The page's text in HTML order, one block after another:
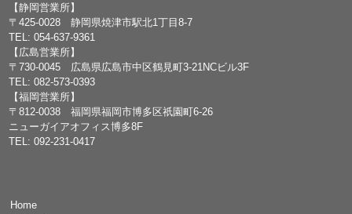
【静岡営業所】
〒425-0028 静岡県焼津市駅北1丁目8-7
TEL: 054-637-9361
【広島営業所】
〒730-0045 広島県広島市中区鶴見町3-21NCビル3F
TEL: 082-573-0393
【福岡営業所】
〒812-0038 福岡県福岡市博多区祇園町6-26
ニューガイアオフィス博多8F
TEL: 092-231-0417
Home